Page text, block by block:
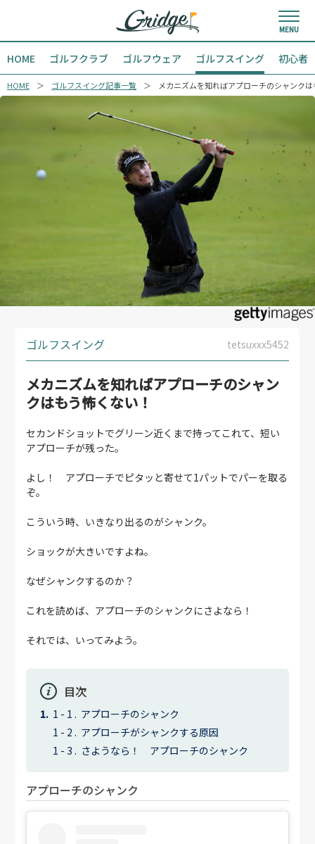
HOME ゴルフクラブ ゴルフウェア ゴルフスイング 初心者
HOME ゴルフスイング記事一覧 メカニズムを知ればアプローチのシャンク
ゴルフスイング tetsuxxx5452
メカニズムを知ればアプローチのシャン
クはもう怖くない！
セカンドショットでグリーン近くまで持ってこれて、短い
アプローチが残った。
よし！ アプローチでピタッと寄せて1パットでパーを取る
ぞ。
こういう時、いきなり出るのがシャンク。
ショックが大きいですよね。
なぜシャンクするのか？
これを読めば、アプローチのシャンクにさよなら！
それでは、いってみよう。
目次
アプローチのシャンク
アプローチがシャンクする原因
さようなら！ アプローチのシャンク
アプローチのシャンク